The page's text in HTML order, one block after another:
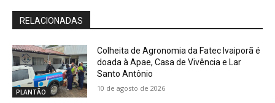
RELACIONADAS
PLANTÃO
Colheita de Agronomia da Fatec Ivaiporã é
doada à Apae, Casa de Vivência e Lar
Santo Antônio
10 de agosto de 2026